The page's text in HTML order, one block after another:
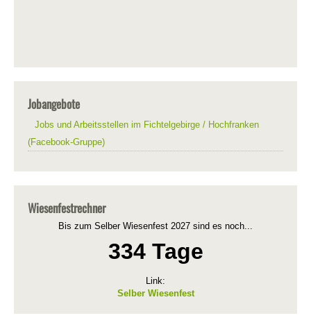
Jobangebote
Jobs und Arbeitsstellen im Fichtelgebirge / Hochfranken
(Facebook-Gruppe)
Wiesenfestrechner
Bis zum Selber Wiesenfest 2027 sind es noch...
334 Tage
Link:
Selber Wiesenfest